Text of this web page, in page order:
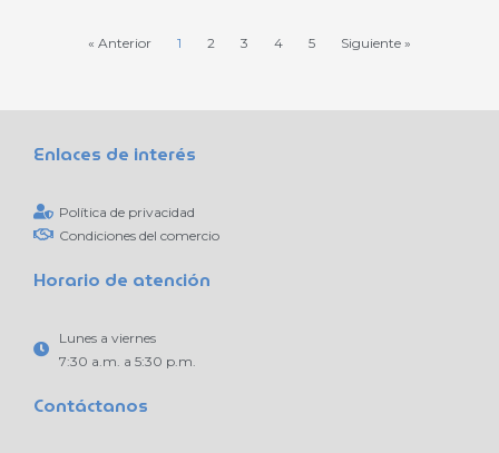
« Anterior 1 2 3 4 5 Siguiente »
Enlaces de interés
Política de privacidad
Condiciones del comercio
Horario de atención
Lunes a viernes
7:30 a.m. a 5:30 p.m.
Contáctanos